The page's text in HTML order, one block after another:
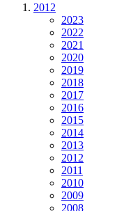
2012
2023
2022
2021
2020
2019
2018
2017
2016
2015
2014
2013
2012
2011
2010
2009
2008